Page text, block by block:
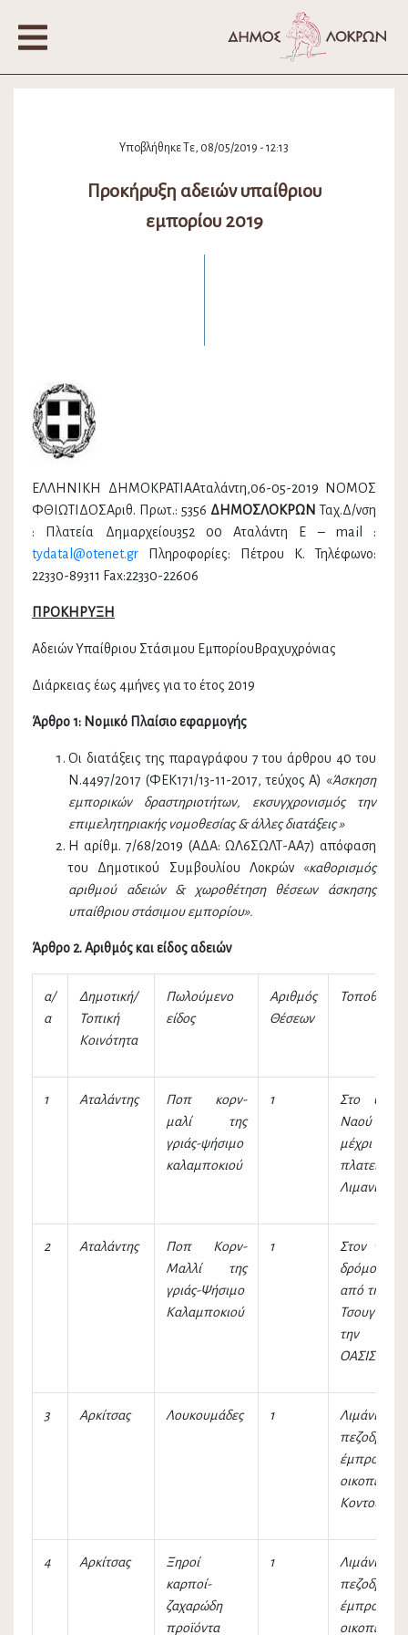
Υποβλήθηκε Τε, 08/05/2019 - 12:13
Προκήρυξη αδειών υπαίθριου
εμπορίου 2019
ΕΛΛΗΝΙΚΗ ΔΗΜΟΚΡΑΤΙΑΑταλάντη,06-05-2019 ΝΟΜΟΣ
ΦΘΙΩΤΙΔΟΣΑριθ. Πρωτ.: 5356 ΔΗΜΟΣΛΟΚΡΩΝ Ταχ.Δ/νση
: Πλατεία Δημαρχείου352 00 Αταλάντη Ε – mail :
tydatal@otenet.gr Πληροφορίες: Πέτρου Κ. Τηλέφωνο:
22330-89311 Fax:22330-22606
ΠΡΟΚΗΡΥΞΗ
Αδειών Υπαίθριου Στάσιμου ΕμπορίουΒραχυχρόνιας
Διάρκειας έως 4μήνες για το έτος 2019
Άρθρο 1: Νομικό Πλαίσιο εφαρμογής
Οι διατάξεις της παραγράφου 7 του άρθρου 40 του
Ν.4497/2017 (ΦΕΚ171/13-11-2017, τεύχος Α) «Άσκηση
εμπορικών δραστηριοτήτων, εκσυγχρονισμός την
επιμελητηριακής νομοθεσίας & άλλες διατάξεις »
Η αρίθμ. 7/68/2019 (ΑΔΑ: ΩΛ6ΣΩΛΤ-ΑΑ7) απόφαση
του Δημοτικού Συμβουλίου Λοκρών «καθορισμός
αριθμού αδειών & χωροθέτηση θέσεων άσκησης
υπαίθριου στάσιμου εμπορίου».
Άρθρο 2. Αριθμός και είδος αδειών
α/
α
Δημοτική/
Τοπική
Κοινότητα
Πωλούμενο
είδος
Αριθμός
Θέσεων
Τοποθεσία
1 Αταλάντης
Ποπ κορν-
μαλί της
γριάς-ψήσιμο
καλαμποκιού
1
Στο
Ναού
μέχρι
πλατεία
Λιμανιού
2 Αταλάντης
Ποπ Κορν-
Μαλλί της
γριάς-Ψήσιμο
Καλαμποκιού
1
Στον
δρόμο
από την
Τσουγγάνη
την
ΟΑΣΙΣ
3 Αρκίτσας Λουκουμάδες 1
Λιμάνι-
πεζοδρόμιο
έμπροσθεν
οικοπέδου
Κοντού
4 Αρκίτσας
Ξηροί
καρποί-
ζαχαρώδη
προϊόντα
1
Λιμάνι-
πεζοδρόμιο
έμπροσθεν
οικοπέδου